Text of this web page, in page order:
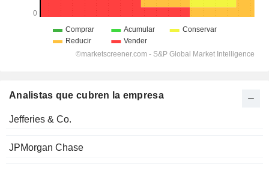
Analistas que cubren la empresa
Jefferies & Co.
JPMorgan Chase